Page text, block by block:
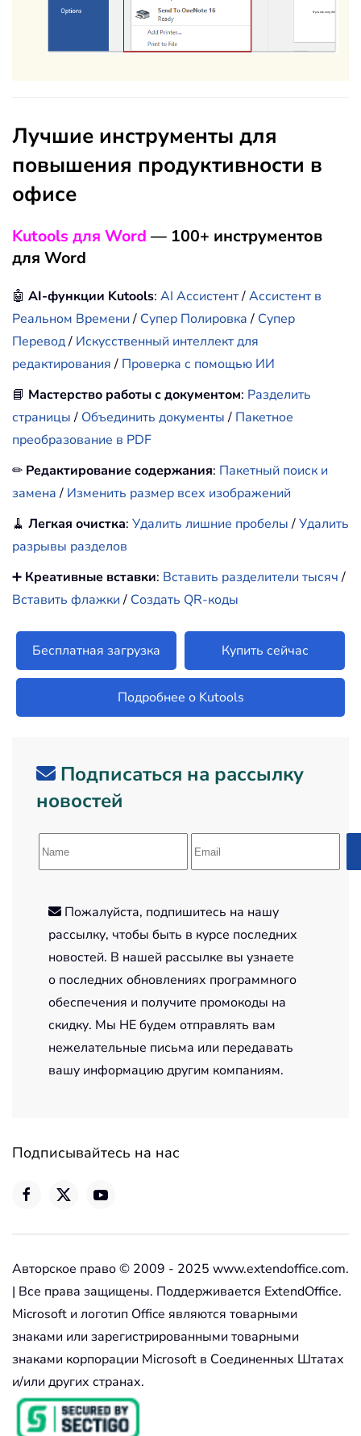
Лучшие инструменты для
повышения продуктивности в
офисе
Kutools для Word — 100+ инструментов
для Word
🤖 AI-функции Kutools: AI Ассистент/Ассистент в
Реальном Времени/ Супер Полировка/ Супер
Перевод/ Искусственный интеллект для
редактирования/ Проверка с помощью ИИ
📘 Мастерство работы с документом: Разделить
страницы/ Объединить документы/ Пакетное
преобразование в PDF
✏ Редактирование содержания: Пакетный поиск и
замена/ Изменить размер всех изображений
🧹 Легкая очистка: Удалить лишние пробелы/Удалить
разрывы разделов
➕ Креативные вставки: Вставить разделители тысяч/
Вставить флажки/ Создать QR-коды
Бесплатная загрузка Купить сейчас
Подробнее о Kutools
Подписаться на рассылку
новостей
Пожалуйста, подпишитесь на нашу
рассылку, чтобы быть в курсе последних
новостей. В нашей рассылке вы узнаете
о последних обновлениях программного
обеспечения и получите промокоды на
скидку. Мы НЕ будем отправлять вам
нежелательные письма или передавать
вашу информацию другим компаниям.
Подписывайтесь на нас
Авторское право © 2009 - 2025 www.extendoffice.com.
| Все права защищены. Поддерживается ExtendOffice.
Microsoft и логотип Office являются товарными
знаками или зарегистрированными товарными
знаками корпорации Microsoft в Соединенных Штатах
и/или других странах.